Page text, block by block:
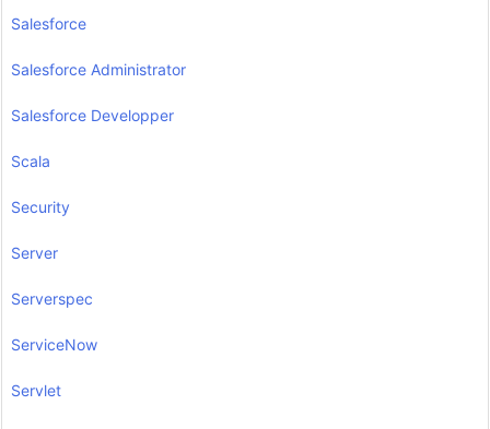
Salesforce
Salesforce Administrator
Salesforce Developper
Scala
Security
Server
Serverspec
ServiceNow
Servlet